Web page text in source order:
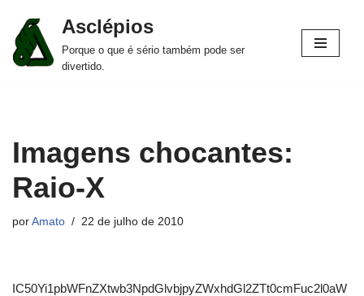
Pular
para
Asclépios
Porque o que é sério também pode ser
divertido.
Imagens chocantes:
Raio-X
por Amato 22 de julho de 2010
IC50Yi1pbWFnZXtwb3NpdGlvbjpyZWxhdGl2ZTt0cmFuc2l0aW